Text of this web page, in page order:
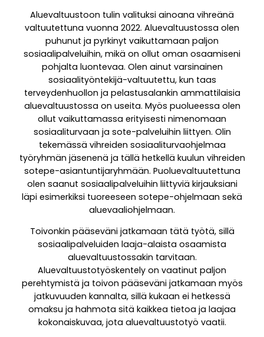
Aluevaltuustoon tulin valituksi ainoana vihreänä
valtuutettuna vuonna 2022. Aluevaltuustossa olen
puhunut ja pyrkinyt vaikuttamaan paljon
sosiaalipalveluihin, mikä on ollut oman osaamiseni
pohjalta luontevaa. Olen ainut varsinainen
sosiaalityöntekijä-valtuutettu, kun taas
terveydenhuollon ja pelastusalankin ammattilaisia
aluevaltuustossa on useita. Myös puolueessa olen
ollut vaikuttamassa erityisesti nimenomaan
sosiaaliturvaan ja sote-palveluihin liittyen. Olin
tekemässä vihreiden sosiaaliturvaohjelmaa
työryhmän jäsenenä ja tällä hetkellä kuulun vihreiden
sotepe-asiantuntijaryhmään. Puoluevaltuutettuna
olen saanut sosiaalipalveluihin liittyviä kirjauksiani
läpi esimerkiksi tuoreeseen sotepe-ohjelmaan sekä
aluevaaliohjelmaan.
Toivonkin pääseväni jatkamaan tätä työtä, sillä
sosiaalipalveluiden laaja-alaista osaamista
aluevaltuustossakin tarvitaan.
Aluevaltuustotyöskentely on vaatinut paljon
perehtymistä ja toivon pääseväni jatkamaan myös
jatkuvuuden kannalta, sillä kukaan ei hetkessä
omaksu ja hahmota sitä kaikkea tietoa ja laajaa
kokonaiskuvaa, jota aluevaltuustotyö vaatii.